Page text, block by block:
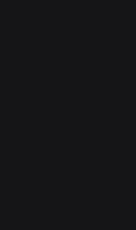
was
ik me
uitleg. De
zeerste